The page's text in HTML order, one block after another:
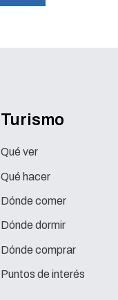
Turismo
Qué ver
Qué hacer
Dónde comer
Dónde dormir
Dónde comprar
Puntos de interés